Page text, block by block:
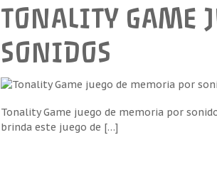
TONALITY GAME
SONIDOS
Tonality Game juego de memoria por
brinda este juego de […]